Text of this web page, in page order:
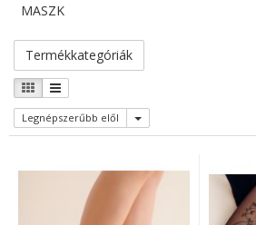
MASZK
Termékkategóriák
Legnépszerűbb elől